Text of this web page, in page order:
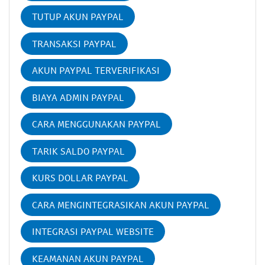
TUTUP AKUN PAYPAL
TRANSAKSI PAYPAL
AKUN PAYPAL TERVERIFIKASI
BIAYA ADMIN PAYPAL
CARA MENGGUNAKAN PAYPAL
TARIK SALDO PAYPAL
KURS DOLLAR PAYPAL
CARA MENGINTEGRASIKAN AKUN PAYPAL
INTEGRASI PAYPAL WEBSITE
KEAMANAN AKUN PAYPAL